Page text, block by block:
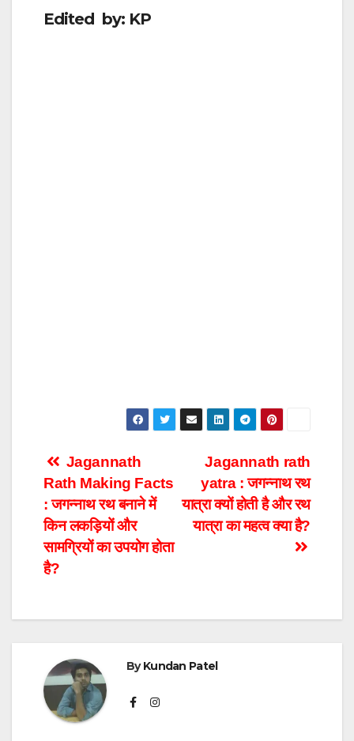
Edited by: KP
Post
navigation
Jagannath rath
yatra : जगन्नाथ रथ
यात्रा क्यों होती है और रथ
यात्रा का महत्व क्या है?
Jagannath
Rath Making Facts
: जगन्नाथ रथ बनाने में
किन लकड़ियों और
सामग्रियों का उपयोग होता
है?
ByKundan Patel